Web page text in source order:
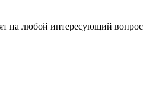
на любой интересующий вопрос